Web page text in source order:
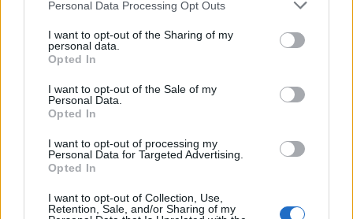
This information may also be disclosed by us to third parties
disclose it to other third parties.
Please note that this website/app uses one or more Google
services and may gather and store information including but
not limited to your visit or usage behaviour. You may click to
grant or deny consent to Google and its third-party tags to
consent section.
Personal Data Processing Opt Outs
I want to opt-out of the Sharing of my
personal data.
Opted In
I want to opt-out of the Sale of my
Personal Data.
Opted In
I want to opt-out of processing my
Personal Data for Targeted Advertising.
Opted In
I want to opt-out of Collection, Use,
Retention, Sale, and/or Sharing of my